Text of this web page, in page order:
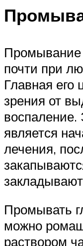
Промывание
почти при
Главная его
зрения от
воспаление.
является
лечения,
Промывать
можно
раствором